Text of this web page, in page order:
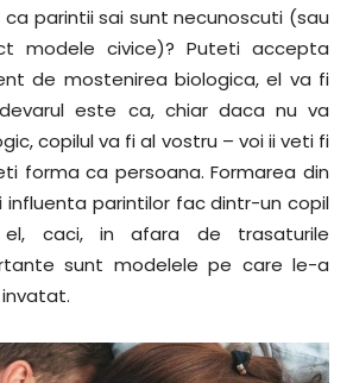
parintii sai sunt necunoscuti (sau
modele civice)? Puteti accepta
de mostenirea biologica, el va fi
este ca, chiar daca nu va
copilul va fi al vostru – voi ii veti fi
forma ca persoana. Formarea din
influenta parintilor fac dintr-un copil
caci, in afara de trasaturile
sunt modelele pe care le-a